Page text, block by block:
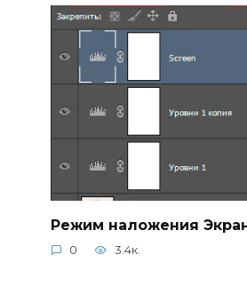
Режим наложения
0 3.4к.